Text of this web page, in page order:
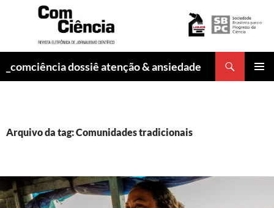
_comciência dossiê atenção & ansiedade
Arquivo da tag: Comunidades tradicionais